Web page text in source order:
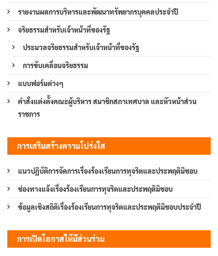
รายงานผลการบริหารและพัฒนาทรัพยากรบุคคลประจำปี
จริยธรรมสำหรับเจ้าหน้าที่ของรัฐ
ประมวลจริยธรรมสำหรับเจ้าหน้าที่ของรัฐ
การขับเคลื่อนจริยธรรม
แบบฟอร์มต่างๆ
คำสั่งแต่งตั้งคณะผู้บริหาร สมาชิกสภาเทศบาล และหัวหน้าส่วน
ราชการ
การเสริมสร้างความโปร่งใส
แนวปฏิบัติการจัดการเรื่องร้องเรียนการทุจริตและประพฤติมิชอบ
ช่องทางแจ้งเรื่องร้องเรียนการทุจริตและประพฤติมิชอบ
ข้อมูลเชิงสถิติเรื่องร้องเรียนการทุจริตและประพฤติมิชอบประจำปี
การเปิดโอกาสให้มีส่วนร่วม